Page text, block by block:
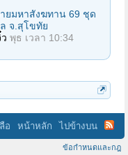
ยมหาสังฆทาน 69 ชุด
จ.สุโขทัย
พุธ เวลา 10:34
อ หน้าหลัก ไปข้างบน
ข้อกำหนดและกฎ